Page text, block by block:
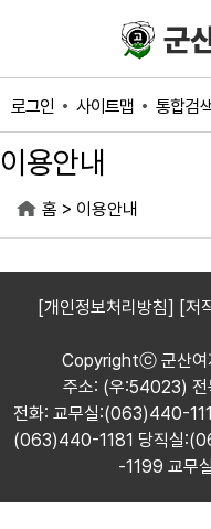
로그인 사이트맵 통합검
이용안내
홈 > 이용안내
[개인정보처리방침] [저
Copyrightⓒ 군산여
주소: (우:54023) 전
전화: 교무실:(063)440-
(063)440-1181 당직실
-1199 교무